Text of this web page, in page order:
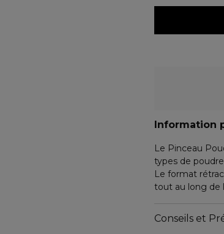
Information
Le Pinceau
types de
Le format
tout au long de
Marionnaud
Conseils et